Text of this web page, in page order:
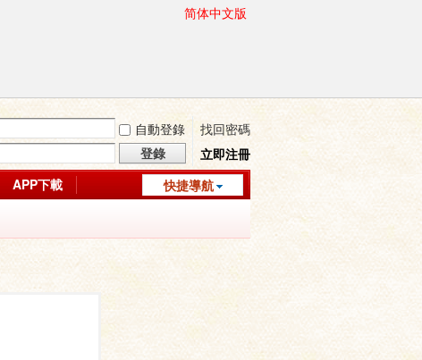
简体中文版
自動登錄
找回密碼
登錄
立即注冊
快捷導航
APP下載